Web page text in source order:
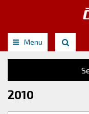
Menu
2010